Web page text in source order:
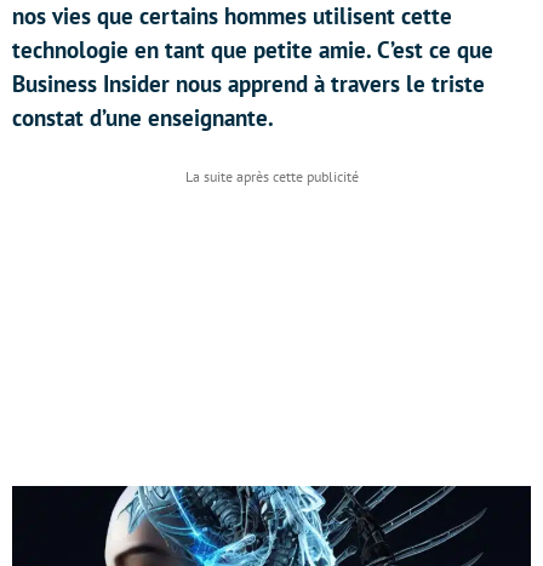
nos vies que certains hommes utilisent cette
technologie en tant que petite amie. C’est ce que
Business Insider nous apprend à travers le triste
constat d’une enseignante.